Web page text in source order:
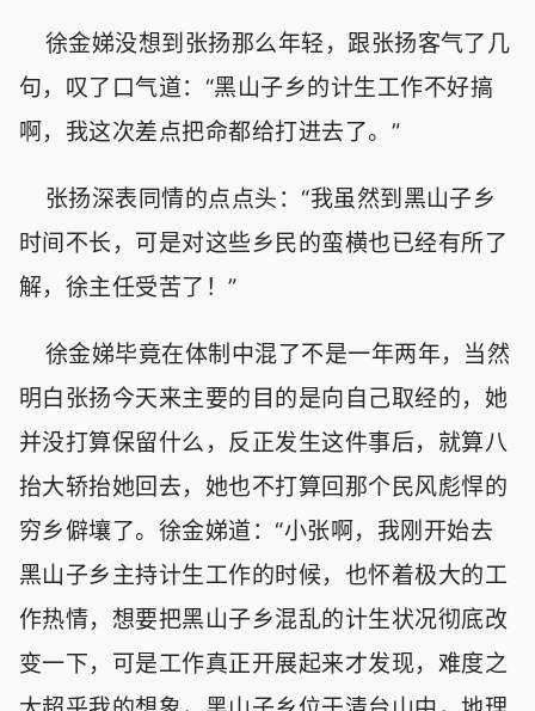
徐金娣没想到张扬那么年轻，跟张扬客气了几
句，叹了口气道：“黑山子乡的计生工作不好搞
啊，我这次差点把命都给打进去了。”
张扬深表同情的点点头：“我虽然到黑山子乡
时间不长，可是对这些乡民的蛮横也已经有所了
解，徐主任受苦了！”
徐金娣毕竟在体制中混了不是一年两年，当然
明白张扬今天来主要的目的是向自己取经的，她
并没打算保留什么，反正发生这件事后，就算八
抬大轿抬她回去，她也不打算回那个民风彪悍的
穷乡僻壤了。徐金娣道：“小张啊，我刚开始去
黑山子乡主持计生工作的时候，也怀着极大的工
作热情，想要把黑山子乡混乱的计生状况彻底改
变一下，可是工作真正开展起来才发现，难度之